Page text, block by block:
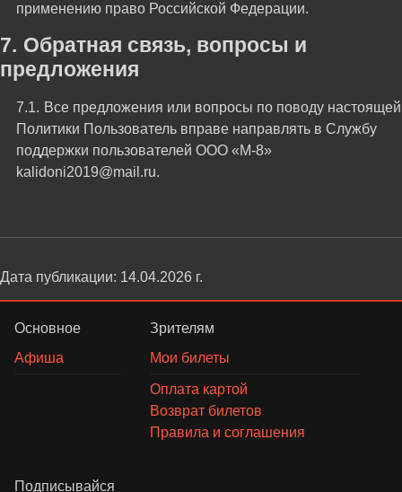
применению право Российской Федерации.
Обратная связь, вопросы и
предложения
Все предложения или вопросы по поводу настоящей
Политики Пользователь вправе направлять в Службу
поддержки пользователей ООО «М-8»
kalidoni2019@mail.ru.
Дата публикации: 14.04.2026 г.
Основное
Афиша
Зрителям
Мои билеты
Оплата картой
Возврат билетов
Правила и соглашения
Подписывайся